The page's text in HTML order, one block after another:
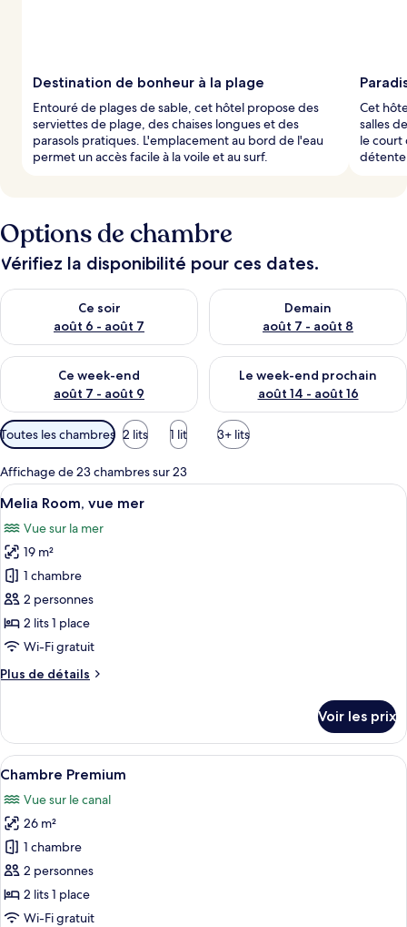
Destination de bonheur à la plage
Entouré de plages de sable, cet hôtel propose des
serviettes de plage, des chaises longues et des
parasols pratiques. L'emplacement au bord de l'eau
permet un accès facile à la voile et au surf.
Cet
salles
le court
Options de chambre
Vérifiez la disponibilité pour ces dates.
Ce soir
août 6 - août 7
Vérifier la disponibilité pour ce soir août 6 - août 7
Demain
août 7 - août 8
Vérifier la disponibilité pour
Ce week-end
août 7 - août 9
Vérifier la disponibilité pour ce week-end août 7 - août 9
Le week-end prochain
août 14 - août 16
Vérifier la disponibilité pour
Filtres
disponibles
pour
les
chambres
Toutes les chambres 2 lits 1 lit 3+ lits
Affichage de 23 chambres sur 23
Afficher
toutes
les
photos
pour
ce
type
de
chambre :
Melia
mer
Un balcon avec une table blanche
4
Melia Room, vue mer
Vue sur la mer
19 m²
1 chambre
2 personnes
2 lits 1 place
Wi-Fi gratuit
Plus de détails
Plus
le
type
de
Melia
Room,
vue
mer
Voir les prix
Afficher
toutes
les
photos
pour
ce
type
de
Une chambre d’hôtel dotée d’un
6
Chambre Premium
Vue sur le canal
26 m²
1 chambre
2 personnes
2 lits 1 place
Wi-Fi gratuit